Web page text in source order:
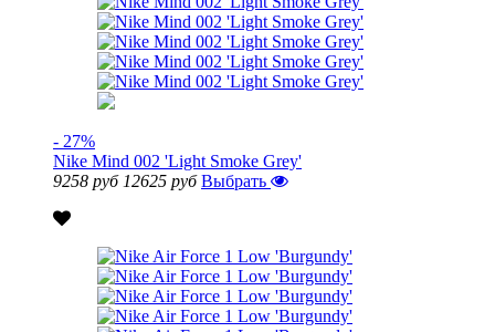
- 27%
Nike Mind 002 'Light Smoke Grey'
9258 руб 12625 руб Выбрать